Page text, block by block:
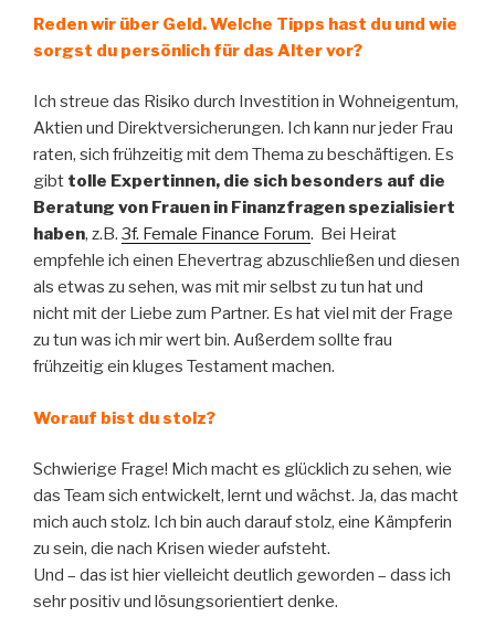
Reden wir über Geld. Welche Tipps hast du und wie
sorgst du persönlich für das Alter vor?
Ich streue das Risiko durch Investition in Wohneigentum,
Aktien und Direktversicherungen. Ich kann nur jeder Frau
raten, sich frühzeitig mit dem Thema zu beschäftigen. Es
gibt tolle Expertinnen, die sich besonders auf die
Beratung von Frauen in Finanzfragen spezialisiert
haben, z.B. 3f. Female Finance Forum. Bei Heirat
empfehle ich einen Ehevertrag abzuschließen und diesen
als etwas zu sehen, was mit mir selbst zu tun hat und
nicht mit der Liebe zum Partner. Es hat viel mit der Frage
zu tun was ich mir wert bin. Außerdem sollte frau
frühzeitig ein kluges Testament machen.
Worauf bist du stolz?
Schwierige Frage! Mich macht es glücklich zu sehen, wie
das Team sich entwickelt, lernt und wächst. Ja, das macht
mich auch stolz. Ich bin auch darauf stolz, eine Kämpferin
zu sein, die nach Krisen wieder aufsteht.
Und – das ist hier vielleicht deutlich geworden – dass ich
sehr positiv und lösungsorientiert denke.